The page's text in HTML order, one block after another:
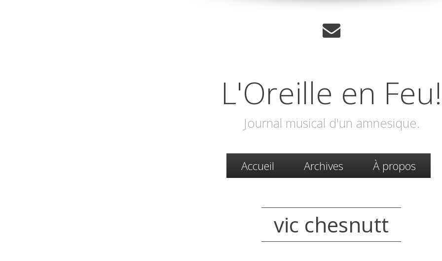
L'Oreille en Feu!
Journal musical d'un amnesique.
Accueil Archives À propos
vic chesnutt